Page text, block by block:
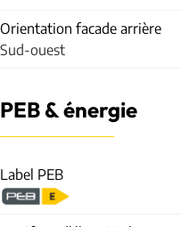
Orientation facade arrière
Sud-ouest
PEB & énergie
Label PEB